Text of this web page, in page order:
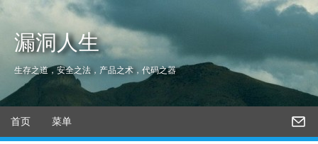
漏洞人生
生存之道，安全之法，产品之术，代码之器
首页 菜单